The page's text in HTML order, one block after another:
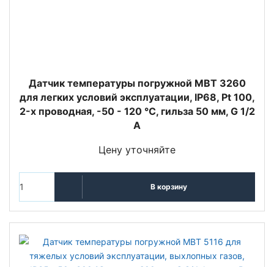
Датчик температуры погружной MBT 3260
для легких условий эксплуатации, IP68, Pt 100,
2-х проводная, -50 - 120 °C, гильза 50 мм, G 1/2
A
Цену уточняйте
В корзину